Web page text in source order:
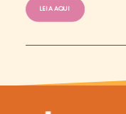
LEIA AQUI